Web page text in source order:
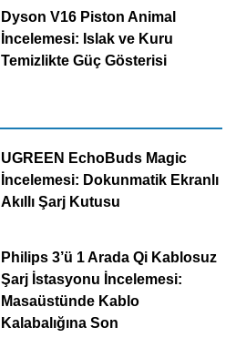
Dyson V16 Piston Animal
İncelemesi: Islak ve Kuru
Temizlikte Güç Gösterisi
UGREEN EchoBuds Magic
İncelemesi: Dokunmatik Ekranlı
Akıllı Şarj Kutusu
Philips 3’ü 1 Arada Qi Kablosuz
Şarj İstasyonu İncelemesi:
Masaüstünde Kablo
Kalabalığına Son